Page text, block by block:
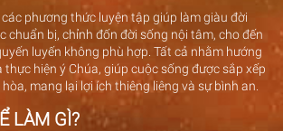
phương thức luyện tập giúp làm giàu đời
chuẩn bị, chỉnh đốn đời sống nội tâm, cho đến
luyến không phù hợp. Tất cả nhằm hướng
thực hiện ý Chúa, giúp cuộc sống được sắp xếp
mang lại lợi ích thiêng liêng và sự bình an.
LÀM GÌ?